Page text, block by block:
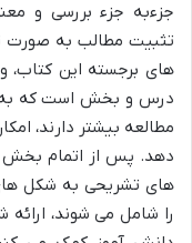
جزءبه جزء بررسی و
تثبیت مطالب به صورت
درس و بخش است که به
مطالعه بیشتر دارند،
دهد. پس از اتمام بخش
های تشریحی به شکل
را شامل می شوند، ارائه